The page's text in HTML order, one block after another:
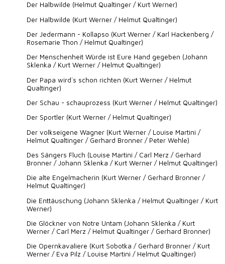
Der Halbwilde (Helmut Qualtinger / Kurt Werner)
Der Halbwilde (Kurt Werner / Helmut Qualtinger)
Der Jedermann - Kollapso (Kurt Werner / Karl Hackenberg /
Rosemarie Thon / Helmut Qualtinger)
Der Menschenheit Würde ist Eure Hand gegeben (Johann
Sklenka / Kurt Werner / Helmut Qualtinger)
Der Papa wird´s schon richten (Kurt Werner / Helmut
Qualtinger)
Der Schau - schauprozess (Kurt Werner / Helmut Qualtinger)
Der Sportler (Kurt Werner / Helmut Qualtinger)
Der volkseigene Wagner (Kurt Werner / Louise Martini /
Helmut Qualtinger / Gerhard Bronner / Peter Wehle)
Des Sängers Fluch (Louise Martini / Carl Merz / Gerhard
Bronner / Johann Sklenka / Kurt Werner / Helmut Qualtinger)
Die alte Engelmacherin (Kurt Werner / Gerhard Bronner /
Helmut Qualtinger)
Die Enttäuschung (Johann Sklenka / Helmut Qualtinger / Kurt
Werner)
Die Glöckner von Notre Untam (Johann Sklenka / Kurt
Werner / Carl Merz / Helmut Qualtinger / Gerhard Bronner)
Die Opernkavaliere (Kurt Sobotka / Gerhard Bronner / Kurt
Werner / Eva Pilz / Louise Martini / Helmut Qualtinger)